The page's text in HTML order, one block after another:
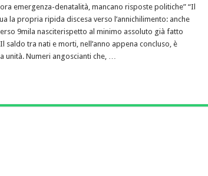
emergenza-denatalità, mancano risposte politiche” “Il
la propria ripida discesa verso l’annichilimento: anche
9mila nasciterispetto al minimo assoluto già fatto
saldo tra nati e morti, nell’anno appena concluso, è
unità. Numeri angoscianti che, …